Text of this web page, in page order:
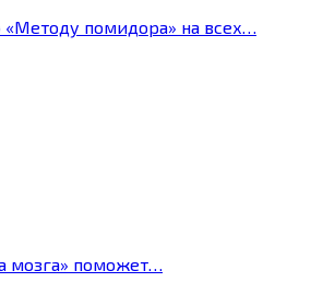
помидора» на всех…
мозга» поможет…